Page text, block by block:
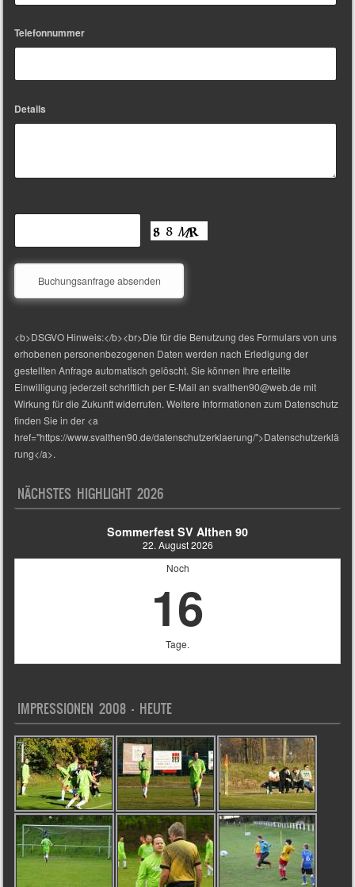
Telefonnummer
Details
<b>DSGVO Hinweis:</b><br>Die für die Benutzung des Formulars von uns
erhobenen personenbezogenen Daten werden nach Erledigung der
gestellten Anfrage automatisch gelöscht. Sie können Ihre erteilte
Einwilligung jederzeit schriftlich per E-Mail an svalthen90@web.de mit
Wirkung für die Zukunft widerrufen. Weitere Informationen zum Datenschutz
finden Sie in der <a
href="https://www.svalthen90.de/datenschutzerklaerung/">Datenschutzerklä
rung</a>.
NÄCHSTES HIGHLIGHT 2026
Sommerfest SV Althen 90
22. August 2026
Noch
16
Tage.
IMPRESSIONEN 2008 – HEUTE